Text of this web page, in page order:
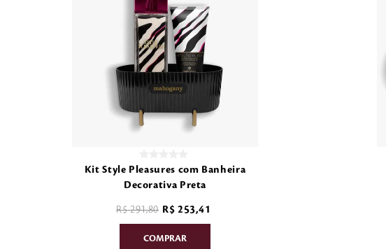
Kit Style Pleasures com Banheira
Decorativa Preta
R$ 291,80 R$ 253,41